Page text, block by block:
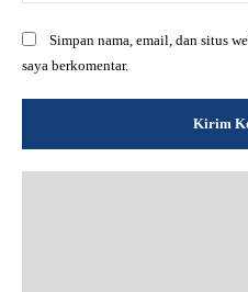
Simpan nama, email, dan situs
saya berkomentar.